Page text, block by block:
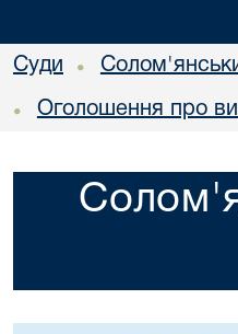
Суди •
• Оголошення про